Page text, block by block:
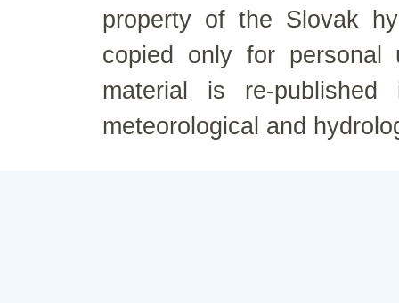
property of the Slovak
copied only for personal
material is re-
meteorological and